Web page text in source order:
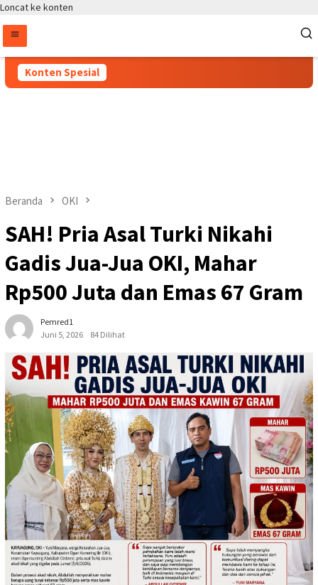
Loncat ke konten
Konten Spesial
Beranda OKI
SAH! Pria Asal Turki Nikahi
Gadis Jua-Jua OKI, Mahar
Rp500 Juta dan Emas 67 Gram
Pemred1
Juni 5, 2026
84 Dilihat